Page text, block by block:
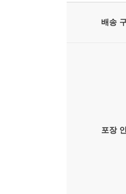
배송
포장